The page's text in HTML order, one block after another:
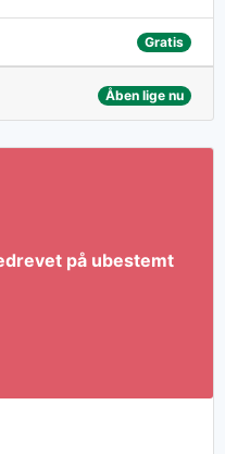
Gratis
Åben lige nu